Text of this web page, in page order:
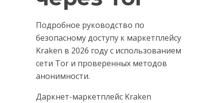
Подробное руководство по
безопасному доступу к маркетплейсу
Kraken в 2026 году с использованием
сети Tor и проверенных методов
анонимности.
Даркнет-маркетплейс Kraken